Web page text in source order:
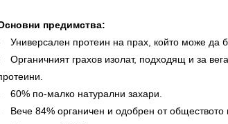
предимства:
Универсален протеин на прах, който може да
Органичният грахов изолат, подходящ и за
60% по-малко натурални захари.
Вече 84% органичен и одобрен от обществото